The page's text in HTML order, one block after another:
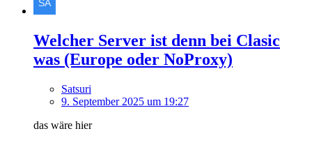
Welcher Server ist denn bei Clasic
was (Europe oder NoProxy)
Satsuri
9. September 2025 um 19:27
das wäre hier